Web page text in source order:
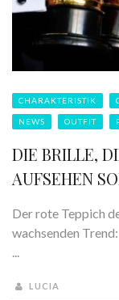
CHARAKTERISTIK
NEWS OUTFIT
DIE BRILLE,
AUFSEHEN
Der rote Teppich
wachsenden
LUCIA